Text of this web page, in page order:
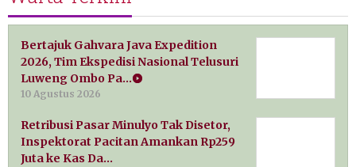
Bertajuk Gahvara Java Expedition
2026, Tim Ekspedisi Nasional Telusuri
Luweng Ombo Pa…
10 Agustus 2026
Retribusi Pasar Minulyo Tak Disetor,
Inspektorat Pacitan Amankan Rp259
Juta ke Kas Da…